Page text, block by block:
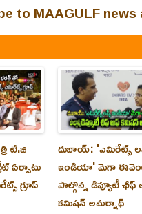
to MAAGULF
టి.జి
ఏర్పాటు
గ్రూప్
దుబాయ్‌: 'ఎమిరేట్స్
ఇండియా' మెగా
పాల్గొన్న డిప్యూటీ ఛీఫ్
కమిషన్ అమర్నాథ్